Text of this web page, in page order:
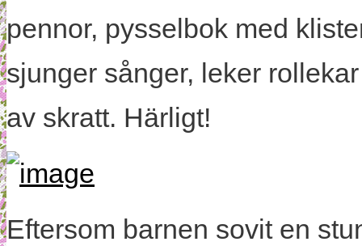
pennor, pysselbok med
sjunger sånger, leker
av skratt. Härligt!
Eftersom barnen sovit en